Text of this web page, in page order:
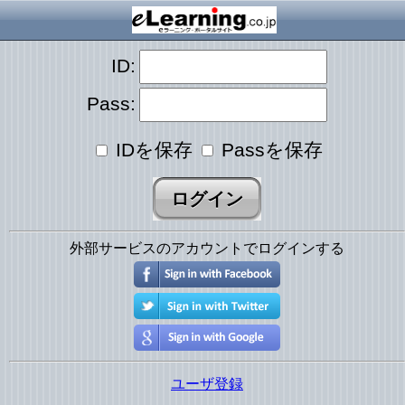
ID:
Pass:
IDを保存 Passを保存
外部サービスのアカウントでログインする
ユーザ登録